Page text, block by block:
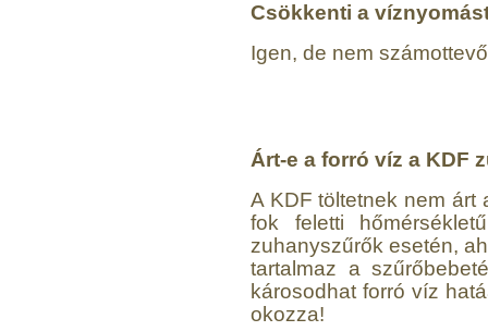
Csökkenti a
Igen, de nem
Árt-e a forró víz a KDF
A KDF töltetnek nem árt
fok feletti
zuhanyszűrők esetén,
tartalmaz a
károsodhat forró víz
okozza!